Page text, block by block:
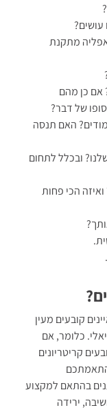
מתקנת
אם כן מהם
של דבר?
האם תנסה
ובכלל לתחום
הכי פחות
קובעים מעין
כלומר, אם
קריטריונים
בהתאם למקצוע
ירידה